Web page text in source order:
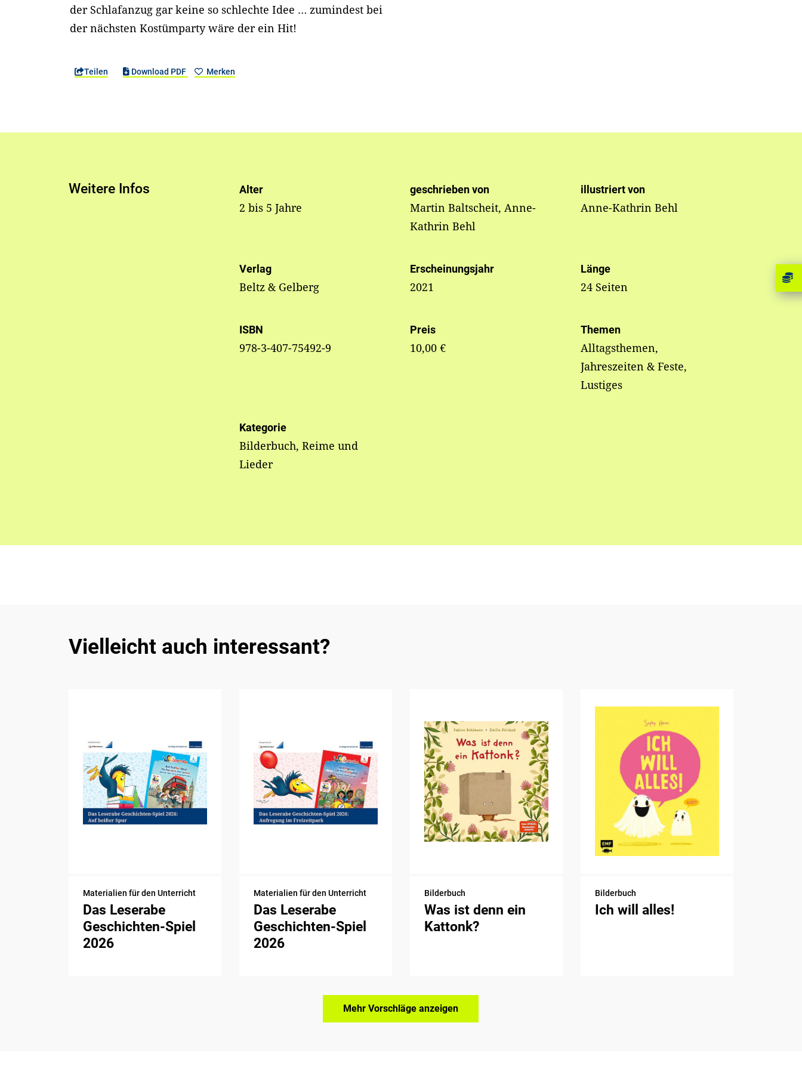
der Schlafanzug gar keine so schlechte Idee … zumindest bei
der nächsten Kostümparty wäre der ein Hit!
Teilen Download PDF Merken
Weitere Infos Alter
2 bis 5 Jahre
geschrieben von
Martin Baltscheit, Anne-
Kathrin Behl
illustriert von
Anne-Kathrin Behl
Verlag
Beltz & Gelberg
Erscheinungsjahr
2021
Länge
24 Seiten
ISBN
978-3-407-75492-9
Preis
10,00 €
Themen
Alltagsthemen,
Jahreszeiten & Feste,
Lustiges
Kategorie
Bilderbuch, Reime und
Lieder
Vielleicht auch interessant?
Materialien für den Unterricht
Das Leserabe
Geschichten-Spiel
2026
Materialien für den Unterricht
Das Leserabe
Geschichten-Spiel
2026
Bilderbuch
Was ist denn ein
Kattonk?
Bilderbuch
Ich will alles!
Mehr Vorschläge anzeigen